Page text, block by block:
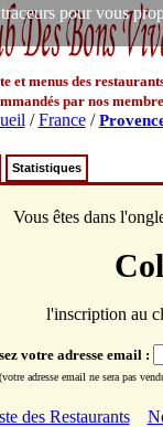
pour vous
et menus des
par nos
/France/
Statistiques
Vous êtes dans
l'inscription au
votre adresse email :
(votre adresse email ne sera pas
des Restaurants